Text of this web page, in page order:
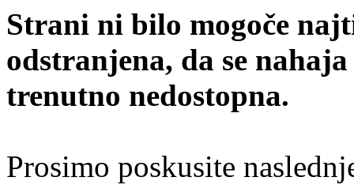
Strani ni bilo mogoče
odstranjena, da se
trenutno nedostopna.
Prosimo poskusite